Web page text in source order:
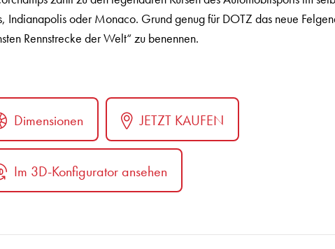
Indianapolis oder Monaco. Grund genug für DOTZ das neue
Rennstrecke der Welt“ zu benennen.
Dimensionen JETZT KAUFEN
Im 3D-Konfigurator ansehen